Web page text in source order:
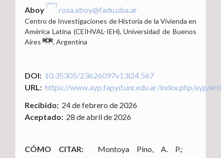
Aboy
(***)
rosa.aboy@fadu.uba.ar
Centro de Investigaciones de Historia de la Vivienda en
América Latina (CEIHVAL-IEH),Universidad de Buenos
Aires
,Argentina
DOI: 10.35305/23626097v13i24.567
URL: https://www.ayp.fapyd.unr.edu.ar/index.php/ayp/
Recibido:24 de febrero de 2026
Aceptado:28 de abril de 2026
CÓMO CITAR:Montoya Pino, A. P.;